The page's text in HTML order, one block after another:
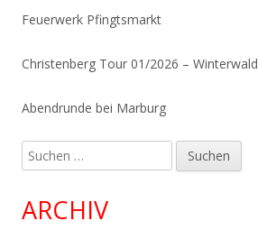
Feuerwerk Pfingtsmarkt
Christenberg Tour 01/2026 – Winterwald
Abendrunde bei Marburg
Suchen
nach:
ARCHIV